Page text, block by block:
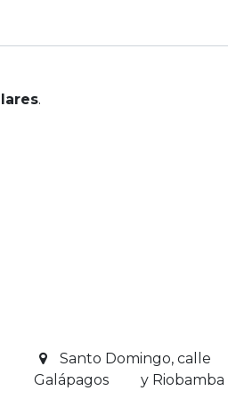
.
Santo Domingo, calle
Galápagos y Riobamba